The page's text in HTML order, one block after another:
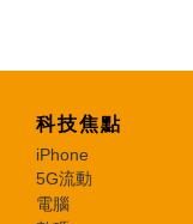
科技焦點
iPhone
5G流動
電腦